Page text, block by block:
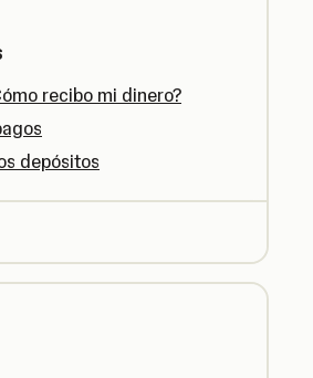
recibo mi dinero?
depósitos